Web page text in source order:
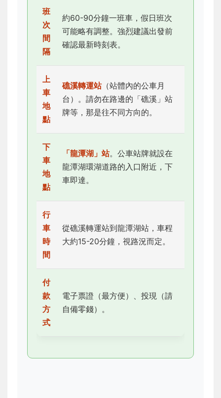
班
次
間
隔
約60-90分鐘一班車，假日班次
可能略有調整。強烈建議出發前
確認最新時刻表。
上
車
地
點
礁溪轉運站（站體內的公車月
台）。請勿在路邊的「礁溪」站
牌等，那是往不同方向的。
下
車
地
點
「龍潭湖」站。公車站牌就設在
龍潭湖環湖道路的入口附近，下
車即達。
行
車
時
間
從礁溪轉運站到龍潭湖站，車程
大約15-20分鐘，視路況而定。
付
款
方
式
電子票證（最方便）、投現（請
自備零錢）。